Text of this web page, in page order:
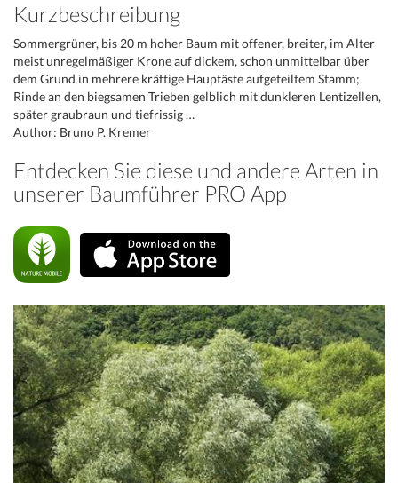
Kurzbeschreibung
Sommergrüner, bis 20 m hoher Baum mit offener, breiter, im Alter
meist unregelmäßiger Krone auf dickem, schon unmittelbar über
dem Grund in mehrere kräftige Hauptäste aufgeteiltem Stamm;
Rinde an den biegsamen Trieben gelblich mit dunkleren Lentizellen,
später graubraun und tiefrissig …
Author: Bruno P. Kremer
Entdecken Sie diese und andere Arten in
unserer Baumführer PRO App